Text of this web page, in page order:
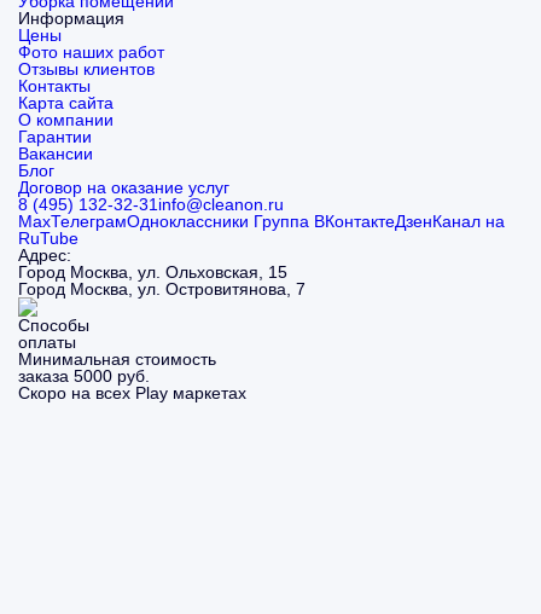
Информация
Цены
Фото наших работ
Отзывы клиентов
Контакты
Карта сайта
О компании
Гарантии
Вакансии
Блог
Договор на оказание услуг
8 (495) 132-32-31 info@cleanon.ru
MaxТелеграмОдноклассники Группа ВКонтактеДзенКанал на
RuTube
Адрес:
Город Москва, ул. Ольховская, 15
Город Москва, ул. Островитянова, 7
Минимальная стоимость
заказа 5000 руб.
Скоро на всех Play маркетах